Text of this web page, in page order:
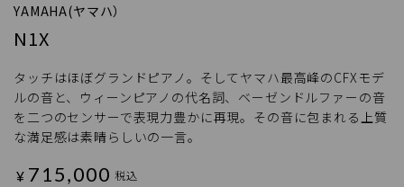
YAMAHA(ヤマハ）
N1X
タッチはほぼグランドピアノ。そしてヤマハ最高峰のCFXモデ
ルの音と、ウィーンピアノの代名詞、ベーゼンドルファーの音
を二つのセンサーで表現力豊かに再現。その音に包まれる上質
な満足感は素晴らしいの一言。
¥ 715,000 税込